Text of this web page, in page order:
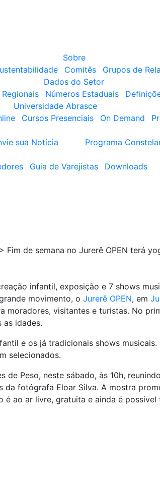
Sobre
Comitês Grupos de
Dados do Setor
Números Estaduais
Universidade Abrasce
Cursos Presenciais On Demand
sua Notícia
Programa
Guia de Varejistas Downloads
> Fim de semana no Jurerê OPEN terá
infantil, exposição e 7 shows
movimento, o Jurerê OPEN, em
moradores, visitantes e turistas. No
as idades.
e os já tradicionais shows
selecionados.
Peso, neste sábado, às 10h,
fotógrafa Eloar Silva. A mostra
é ao ar livre, gratuita e ainda é